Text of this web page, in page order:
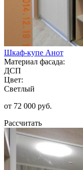
Шкаф-купе Анот
Материал фасада:
ДСП
Цвет:
Светлый
от 72 000 руб.
Рассчитать